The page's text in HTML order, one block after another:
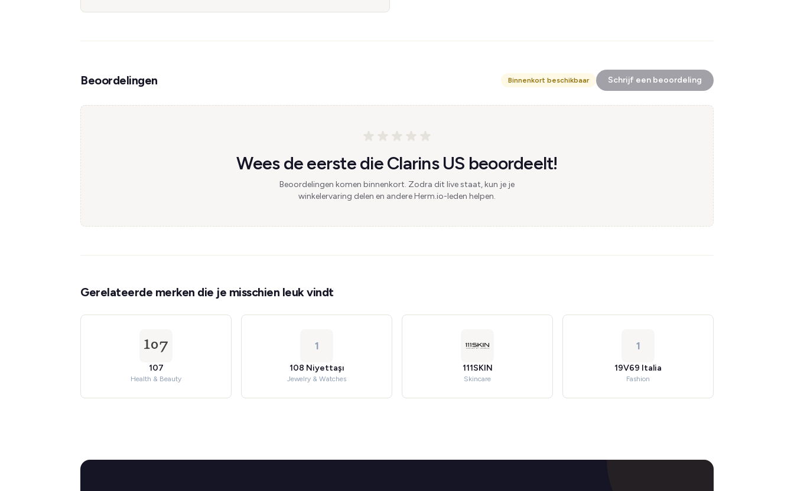
Beoordelingen Binnenkort beschikbaar Schrijf een beoordeling
Wees de eerste die Clarins US beoordeelt!
Beoordelingen komen binnenkort. Zodra dit live staat, kun je je
winkelervaring delen en andere Herm.io-leden helpen.
Gerelateerde merken die je misschien leuk vindt
107
Health & Beauty
1
108 Niyettaşı
Jewelry & Watches
111SKIN
Skincare
1
19V69 Italia
Fashion